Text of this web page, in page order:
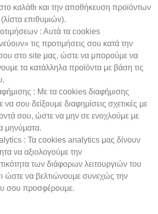
καλάθι και την αποθήκευση προϊόντων
επιθυμιών).
: Αυτά τα cookies
τις προτιμήσεις σου κατά την
στο site μας, ώστε να μπορούμε να
τα κατάλληλα προϊόντα με βάση τις
: Με τα cookies διαφήμισης
να σου δείξουμε διαφημίσεις σχετικές με
σου, ώστε να μην σε ενοχλούμε με
μηνύματα.
: Τα cookies analytics μας δίνουν
να αξιολογούμε την
των διάφορων λειτουργιών του
ώστε να βελτιώνουμε συνεχώς την
σου προσφέρουμε.